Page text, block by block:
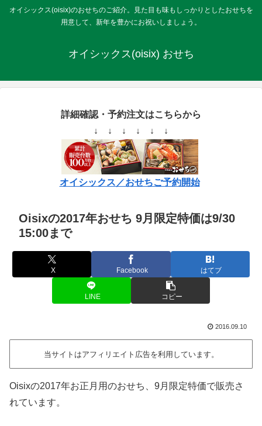
オイシックス(oisix)のおせちのご紹介。見た目も味もしっかりとしたおせちを
用意して、新年を豊かにお祝いしましょう。
オイシックス(oisix) おせち
詳細確認・予約注文はこちらから
↓ ↓ ↓ ↓ ↓ ↓
オイシックス／おせちご予約開始
Oisixの2017年おせち 9月限定特価は9/30
15:00まで
X Facebook はてブ
LINE コピー
2016.09.10
当サイトはアフィリエイト広告を利用しています。
Oisixの2017年お正月用のおせち、9月限定特価で販売さ
れています。